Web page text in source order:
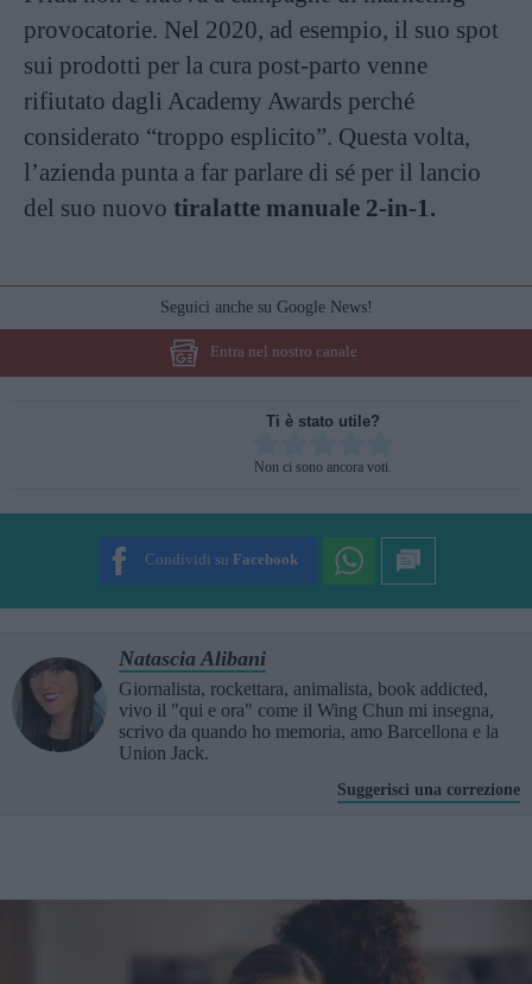
provocatorie. Nel 2020, ad esempio, il suo spot
sui prodotti per la cura post-parto venne
rifiutato dagli Academy Awards perché
considerato “troppo esplicito”. Questa volta,
l’azienda punta a far parlare di sé per il lancio
del suo nuovo tiralatte manuale 2-in-1.
Seguici anche su Google News!
Entra nel nostro canale
Ti è stato utile?
Non ci sono ancora voti.
Condividi su Facebook
Natascia Alibani
Giornalista, rockettara, animalista, book addicted,
vivo il "qui e ora" come il Wing Chun mi insegna,
scrivo da quando ho memoria, amo Barcellona e la
Union Jack.
Suggerisci una correzione